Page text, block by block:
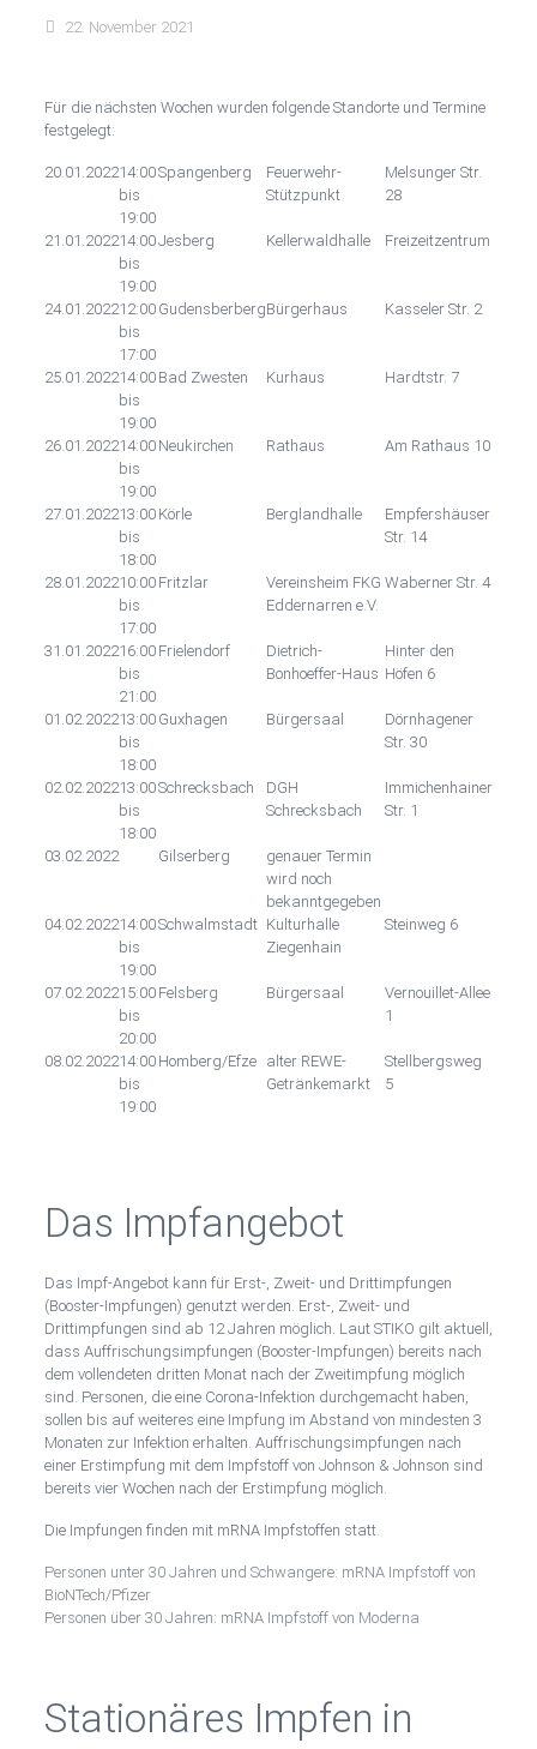
Anmeldung erforderlich
22. November 2021
Für die nächsten Wochen wurden folgende Standorte und Termine
festgelegt:
20.01.202214:00
bis
19:00
Spangenberg
Feuerwehr-
Stützpunkt
Melsunger Str.
28
21.01.202214:00
bis
19:00
Jesberg Kellerwaldhalle Freizeitzentrum
24.01.202212:00
bis
17:00
GudensberbergBürgerhaus Kasseler Str. 2
25.01.202214:00
bis
19:00
Bad Zwesten Kurhaus Hardtstr. 7
26.01.202214:00
bis
19:00
Neukirchen Rathaus Am Rathaus 10
27.01.202213:00
bis
18:00
Körle Berglandhalle
Empfershäuser
Str. 14
28.01.202210:00
bis
17:00
Fritzlar
Vereinsheim FKG
Eddernarren e.V.
Waberner Str. 4
31.01.202216:00
bis
21:00
Frielendorf
Dietrich-
Bonhoeffer-Haus
Hinter den
Höfen 6
01.02.202213:00
bis
18:00
Guxhagen Bürgersaal
Dörnhagener
Str. 30
02.02.202213:00
bis
18:00
Schrecksbach
DGH
Schrecksbach
Immichenhainer
Str. 1
03.02.2022 Gilserberg
genauer Termin
wird noch
bekanntgegeben
04.02.202214:00
bis
19:00
Schwalmstadt Kulturhalle
Ziegenhain
Steinweg 6
07.02.202215:00
bis
20:00
Felsberg Bürgersaal
Vernouillet-Allee
1
08.02.202214:00
bis
19:00
Homberg/Efze
alter REWE-
Getränkemarkt
Stellbergsweg
5
Das Impfangebot
Das Impf-Angebot kann für Erst-, Zweit- und Drittimpfungen
(Booster-Impfungen) genutzt werden. Erst-, Zweit- und
Drittimpfungen sind ab 12 Jahren möglich. Laut STIKO gilt aktuell,
dass Auffrischungsimpfungen (Booster-Impfungen) bereits nach
dem vollendeten dritten Monat nach der Zweitimpfung möglich
sind. Personen, die eine Corona-Infektion durchgemacht haben,
sollen bis auf weiteres eine Impfung im Abstand von mindesten 3
Monaten zur Infektion erhalten. Auffrischungsimpfungen nach
einer Erstimpfung mit dem Impfstoff von Johnson & Johnson sind
bereits vier Wochen nach der Erstimpfung möglich.
Die Impfungen finden mit mRNA Impfstoffen statt.
Personen unter 30 Jahren und Schwangere: mRNA Impfstoff von
BioNTech/Pfizer
Personen über 30 Jahren: mRNA Impfstoff von Moderna
Stationäres Impfen in